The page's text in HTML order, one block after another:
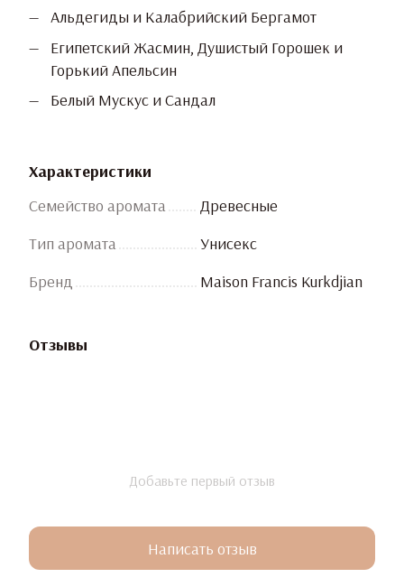
Альдегиды и Калабрийский Бергамот
Египетский Жасмин, Душистый Горошек и
Горький Апельсин
Белый Мускус и Сандал
Характеристики
Семейство аромата
Древесные
Тип аромата
Унисекс
Бренд
Maison Francis Kurkdjian
Отзывы
Добавьте первый отзыв
Написать отзыв